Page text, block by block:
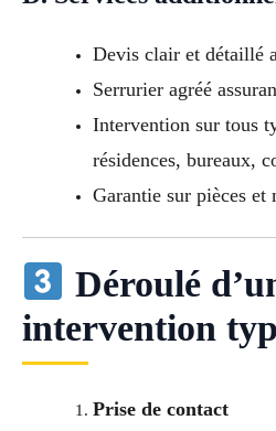
Devis clair et détaillé
Serrurier agréé
Intervention sur tous
résidences, bureaux,
Garantie sur pièces et
Déroulé
intervention
Prise de contact